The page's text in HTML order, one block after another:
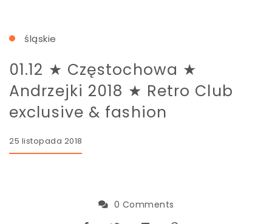
śląskie
01.12 ★ Częstochowa ★
Andrzejki 2018 ★ Retro Club
exclusive & fashion
25 listopada 2018
0 Comments